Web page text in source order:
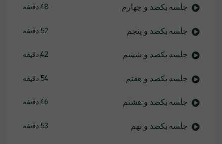
جلسه یکصد و چهارم 48 دقیقه
جلسه یکصد و پنجم 52 دقیقه
جلسه یکصد و ششم 42 دقیقه
جلسه یکصد و هفتم 54 دقیقه
جلسه یکصد و هشتم 46 دقیقه
جلسه یکصد و نهم 53 دقیقه